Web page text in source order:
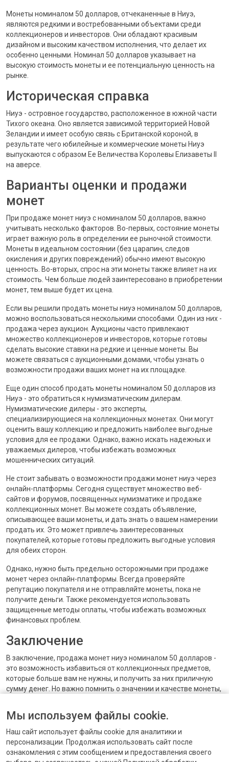
Монеты номиналом 50 долларов, отчеканенные в Ниуэ,
являются редкими и востребованными объектами среди
коллекционеров и инвесторов. Они обладают красивым
дизайном и высоким качеством исполнения, что делает их
особенно ценными. Номинал 50 долларов указывает на
высокую стоимость монеты и ее потенциальную ценность на
рынке.
Историческая справка
Ниуэ - островное государство, расположенное в южной части
Тихого океана. Оно является зависимой территорией Новой
Зеландии и имеет особую связь с Британской короной, в
результате чего юбилейные и коммерческие монеты Ниуэ
выпускаются с образом Ее Величества Королевы Елизаветы II
на аверсе.
Варианты оценки и продажи
монет
При продаже монет ниуэ с номиналом 50 долларов, важно
учитывать несколько факторов. Во-первых, состояние монеты
играет важную роль в определении ее рыночной стоимости.
Монеты в идеальном состоянии (без царапин, следов
окисления и других повреждений) обычно имеют высокую
ценность. Во-вторых, спрос на эти монеты также влияет на их
стоимость. Чем больше людей заинтересовано в приобретении
монет, тем выше будет их цена.
Если вы решили продать монеты ниуэ номиналом 50 долларов,
можно воспользоваться несколькими способами. Один из них -
продажа через аукцион. Аукционы часто привлекают
множество коллекционеров и инвесторов, которые готовы
сделать высокие ставки на редкие и ценные монеты. Вы
можете связаться с аукционными домами, чтобы узнать о
возможности продажи ваших монет на их площадке.
Еще один способ продать монеты номиналом 50 долларов из
Ниуэ - это обратиться к нумизматическим дилерам.
Нумизматические дилеры - это эксперты,
специализирующиеся на коллекционных монетах. Они могут
оценить вашу коллекцию и предложить наиболее выгодные
условия для ее продажи. Однако, важно искать надежных и
уважаемых дилеров, чтобы избежать возможных
мошеннических ситуаций.
Не стоит забывать о возможности продажи монет ниуэ через
онлайн-платформы. Сегодня существует множество веб-
сайтов и форумов, посвященных нумизматике и продаже
коллекционных монет. Вы можете создать объявление,
описывающее ваши монеты, и дать знать о вашем намерении
продать их. Это может привлечь заинтересованных
покупателей, которые готовы предложить выгодные условия
для обеих сторон.
Однако, нужно быть предельно осторожными при продаже
монет через онлайн-платформы. Всегда проверяйте
репутацию покупателя и не отправляйте монеты, пока не
получите деньги. Также рекомендуется использовать
защищенные методы оплаты, чтобы избежать возможных
финансовых проблем.
Заключение
В заключение, продажа монет ниуэ номиналом 50 долларов -
это возможность избавиться от коллекционных предметов,
которые больше вам не нужны, и получить за них приличную
сумму денег. Но важно помнить о значении и качестве монеты,
продажи. Независимо от того, какой путь вы выберете, не
забывайте о предосторожности и доверяйте только надежным
покупателям.
Мы используем файлы cookie.
Наш сайт использует файлы cookie для аналитики и
персонализации. Продолжая использовать сайт после
ознакомления с этим сообщением и предоставления своего